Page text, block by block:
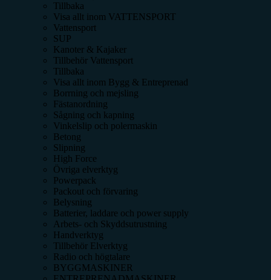
Tillbaka
Visa allt inom VATTENSPORT
Vattensport
SUP
Kanoter & Kajaker
Tillbehör Vattensport
Tillbaka
Visa allt inom Bygg & Entreprenad
Borrning och mejsling
Fästanordning
Sågning och kapning
Vinkelslip och polermaskin
Betong
Slipning
High Force
Övriga elverktyg
Powerpack
Packout och förvaring
Belysning
Batterier, laddare och power supply
Arbets- och Skyddsutrustning
Handverktyg
Tillbehör Elverktyg
Radio och högtalare
BYGGMASKINER